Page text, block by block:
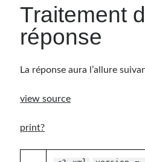
Traitement
réponse
La réponse aura l’allure
view source
print?